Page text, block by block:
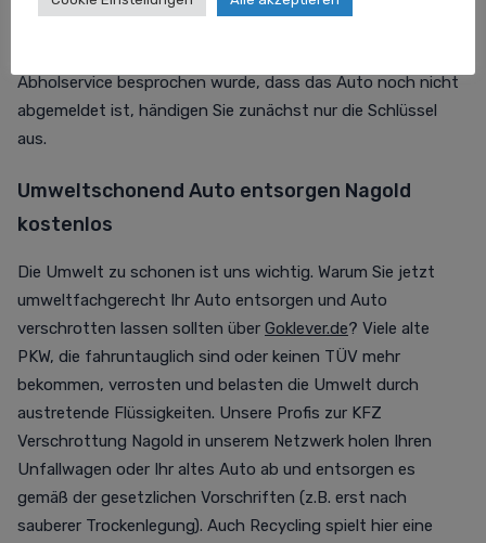
Abholservice besprochen wurde, dass das Auto noch nicht
abgemeldet ist, händigen Sie zunächst nur die Schlüssel
aus.
Umweltschonend Auto entsorgen Nagold
kostenlos
Die Umwelt zu schonen ist uns wichtig. Warum Sie jetzt
umweltfachgerecht Ihr Auto entsorgen und Auto
verschrotten lassen sollten über Goklever.de? Viele alte
PKW, die fahruntauglich sind oder keinen TÜV mehr
bekommen, verrosten und belasten die Umwelt durch
austretende Flüssigkeiten. Unsere Profis zur KFZ
Verschrottung Nagold in unserem Netzwerk holen Ihren
Unfallwagen oder Ihr altes Auto ab und entsorgen es
gemäß der gesetzlichen Vorschriften (z.B. erst nach
sauberer Trockenlegung). Auch Recycling spielt hier eine